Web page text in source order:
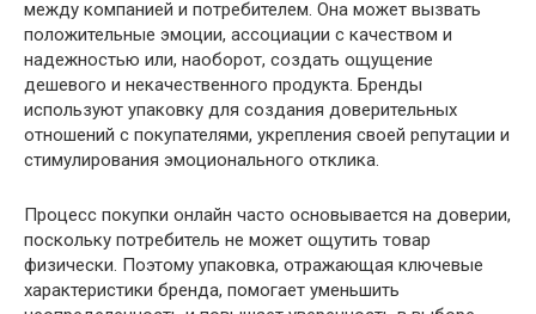
между компанией и потребителем. Она может вызвать
положительные эмоции, ассоциации с качеством и
надежностью или, наоборот, создать ощущение
дешевого и некачественного продукта. Бренды
используют упаковку для создания доверительных
отношений с покупателями, укрепления своей репутации и
стимулирования эмоционального отклика.
Процесс покупки онлайн часто основывается на доверии,
поскольку потребитель не может ощутить товар
физически. Поэтому упаковка, отражающая ключевые
характеристики бренда, помогает уменьшить